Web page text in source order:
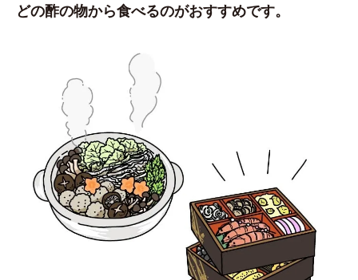
どの酢の物から食べるのがおすすめです。